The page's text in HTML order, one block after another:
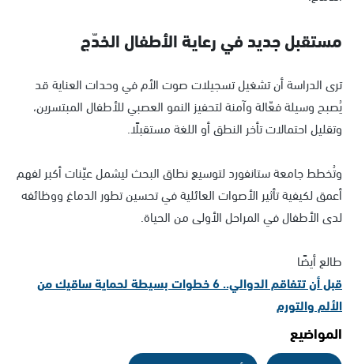
مستقبل جديد في رعاية الأطفال الخدّج
ترى الدراسة أن تشغيل تسجيلات صوت الأم في وحدات العناية قد
يُصبح وسيلة فعّالة وآمنة لتحفيز النمو العصبي للأطفال المبتسرين،
وتقليل احتمالات تأخر النطق أو اللغة مستقبلًا.
وتُخطط جامعة ستانفورد لتوسيع نطاق البحث ليشمل عيّنات أكبر لفهم
أعمق لكيفية تأثير الأصوات العائلية في تحسين تطور الدماغ ووظائفه
لدى الأطفال في المراحل الأولى من الحياة.
طالع أيضًا
قبل أن تتفاقم الدوالي.. 6 خطوات بسيطة لحماية ساقيك من
الألم والتورم
المواضيع